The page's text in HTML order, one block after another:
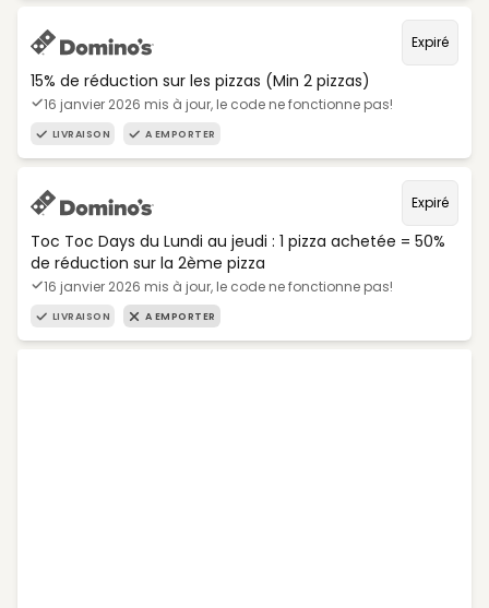
Expiré
15% de réduction sur les pizzas (Min 2 pizzas)
16 janvier 2026 mis à jour, le code ne fonctionne pas!
LIVRAISON A EMPORTER
Expiré
Toc Toc Days du Lundi au jeudi : 1 pizza achetée = 50%
de réduction sur la 2ème pizza
16 janvier 2026 mis à jour, le code ne fonctionne pas!
LIVRAISON A EMPORTER